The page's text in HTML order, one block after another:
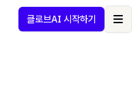
클로브AI 시작하기